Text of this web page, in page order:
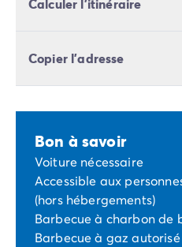
Calculer l’itinéraire
Copier l’adresse
Bon à savoir
Voiture nécessaire
Accessible aux
(hors hébergements)
Barbecue à charbon de
Barbecue à gaz autorisé